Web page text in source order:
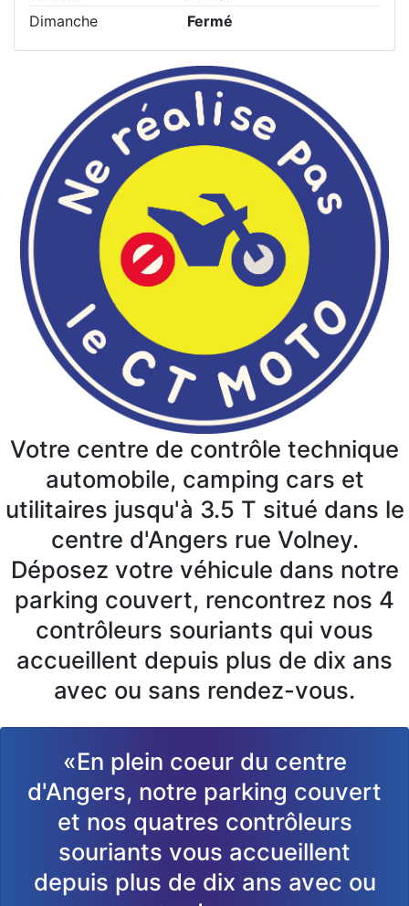
Dimanche
Fermé
Votre centre de contrôle technique
automobile, camping cars et
utilitaires jusqu'à 3.5 T situé dans le
centre d'Angers rue Volney.
Déposez votre véhicule dans notre
parking couvert, rencontrez nos 4
contrôleurs souriants qui vous
accueillent depuis plus de dix ans
avec ou sans rendez-vous.
«En plein coeur du centre
d'Angers, notre parking couvert
et nos quatres contrôleurs
souriants vous accueillent
depuis plus de dix ans avec ou